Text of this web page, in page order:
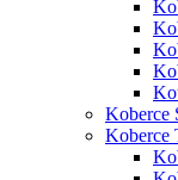
Koberce